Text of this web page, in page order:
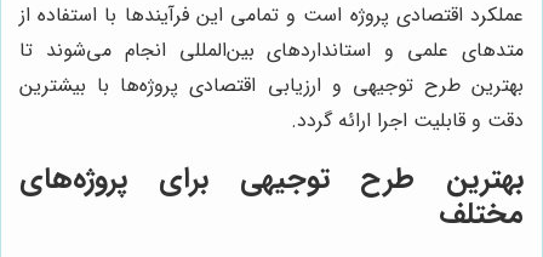
عملکرد اقتصادی پروژه است و تمامی این فرآیندها با استفاده از
متدهای علمی و استانداردهای بین‌المللی انجام می‌شوند تا
بهترین طرح توجیهی و ارزیابی اقتصادی پروژه‌ها با بیشترین
دقت و قابلیت اجرا ارائه گردد.
بهترین طرح توجیهی برای پروژه‌های
مختلف